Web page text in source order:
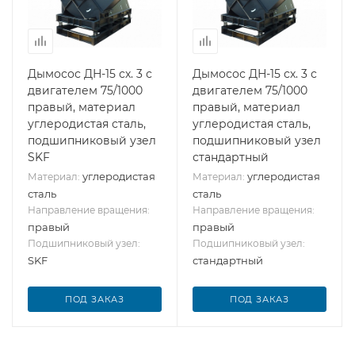
Дымосос ДН-15 сх. 3 с
двигателем 75/1000
правый, материал
углеродистая сталь,
подшипниковый узел
SKF
Материал: углеродистая
сталь
Направление вращения:
правый
Подшипниковый узел:
SKF
ПОД ЗАКАЗ
Дымосос ДН-15 сх. 3 с
двигателем 75/1000
правый, материал
углеродистая сталь,
подшипниковый узел
стандартный
Материал: углеродистая
сталь
Направление вращения:
правый
Подшипниковый узел:
стандартный
ПОД ЗАКАЗ